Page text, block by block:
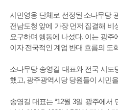
시민영웅 단체로 선정된 소나무당
전남도청 앞에 가장 먼저 집결해 비
요구하며 행동에 나섰다. 이는 광주
이자 전국적인 계엄 반대 흐름의 도
소나무당 송영길 대표와 전국 시도
했고, 광주광역시당 당원들이 시민
송영길 대표는 “12월 3일 광주에서